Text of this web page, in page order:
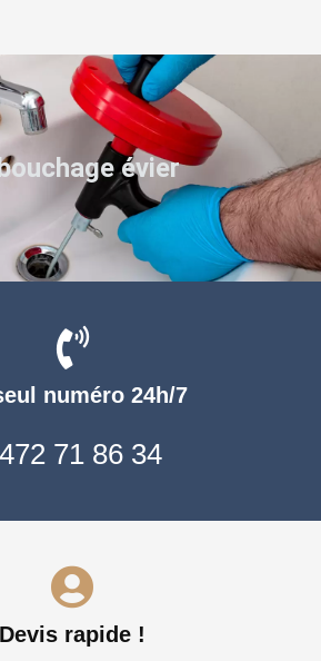
numéro 24h/7
71 86 34
Devis rapide !
évier